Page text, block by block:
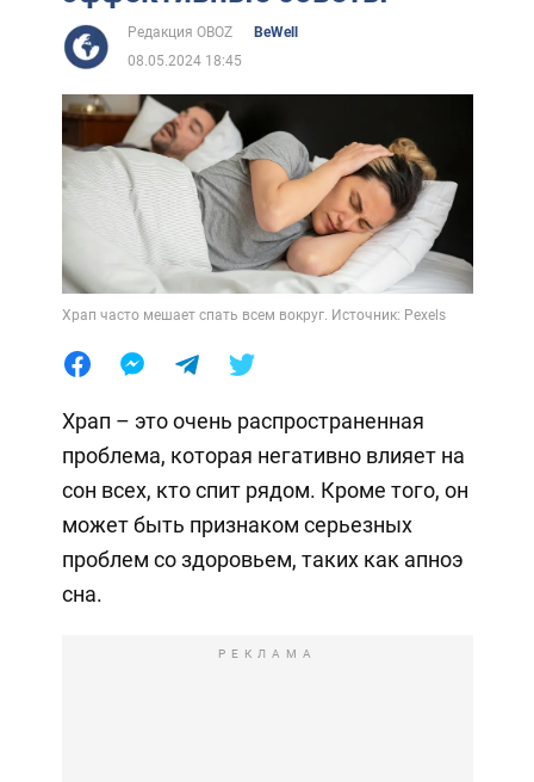
Редакция OBOZ
BeWell
08.05.2024 18:45
Храп часто мешает спать всем вокруг. Источник: Pexels
Храп – это очень распространенная
проблема, которая негативно влияет на
сон всех, кто спит рядом. Кроме того, он
может быть признаком серьезных
проблем со здоровьем, таких как апноэ
сна.
РЕКЛАМА